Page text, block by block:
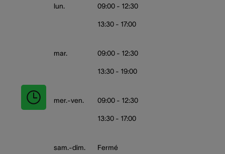
lun. 09:00 - 12:30
13:30 - 17:00
mar. 09:00 - 12:30
13:30 - 19:00
mer.-ven. 09:00 - 12:30
13:30 - 17:00
sam.-dim. Fermé